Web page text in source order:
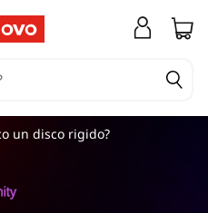
un disco rigido?